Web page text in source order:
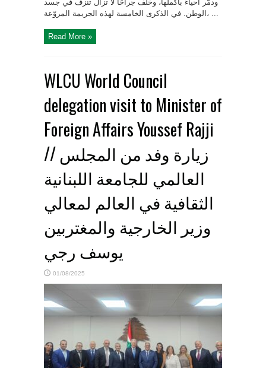
ودمّر أحياءً بأكملها، وخلّف جراحًا لا تزال تنزف في جسد
الوطن. في الذكرى الخامسة لهذه الجريمة المروّعة، ...
Read More »
WLCU World Council
delegation visit to Minister of
Foreign Affairs Youssef Rajji
// زيارة وفد من المجلس
العالمي للجامعة اللبنانية
الثقافية في العالم لمعالي
وزير الخارجية والمغتربين
يوسف رجي
01/08/2025